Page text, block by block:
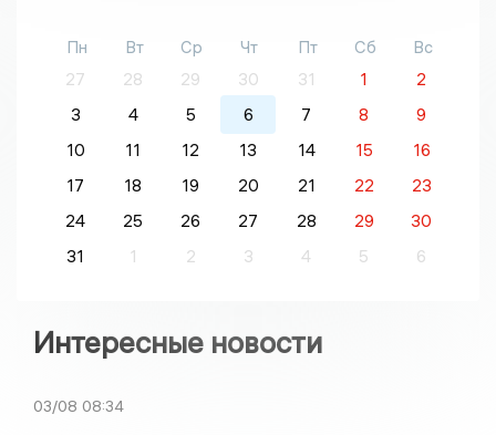
Пн Вт Ср Чт Пт Сб
Вс
27
28 29 30 31 1
2
3
4 5 6 7 8
9
10
11 12 13 14 15
16
17
18 19 20 21 22
23
24
25 26 27 28 29
30
31
1 2 3 4 5 6
Интересные новости
03/08 08:34